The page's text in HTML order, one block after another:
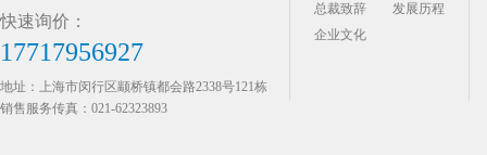
快速询价：
17717956927
地址：上海市闵行区颛桥镇都会路2338号121栋
销售服务传真：021-62323893
总裁致辞
发展历程
企业文化